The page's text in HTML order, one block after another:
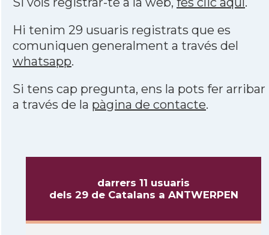
Hi tenim 29 usuaris registrats que es
comuniquen generalment a través del
whatsapp.
Si tens cap pregunta, ens la pots fer arribar
a través de la pàgina de contacte.
darrers 11 usuaris
dels 29 de Catalans a ANTWERPEN